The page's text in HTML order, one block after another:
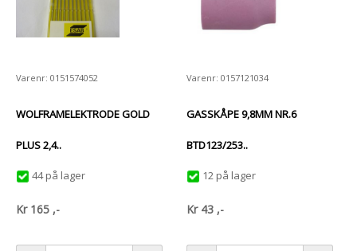
Varenr: 0151574052
WOLFRAMELEKTRODE GOLD
PLUS 2,4..
44 på lager
Kr 165 ,-
Varenr: 0157121034
GASSKÅPE 9,8MM NR.6
BTD123/253..
12 på lager
Kr 43 ,-